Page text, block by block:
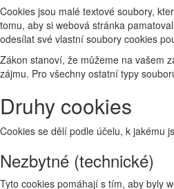
Cookies jsou malé textové soubory,
tomu, aby si webová stránka
odesílat své vlastní soubory cookies
Zákon stanoví, že můžeme na vašem
zájmu. Pro všechny ostatní typy
Druhy cookies
Cookies se dělí podle účelu, k jakému
Nezbytné (technické)
Tyto cookies pomáhají s tím, aby byly